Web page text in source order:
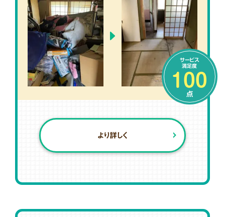
サービス
満足度
100
点
より詳しく